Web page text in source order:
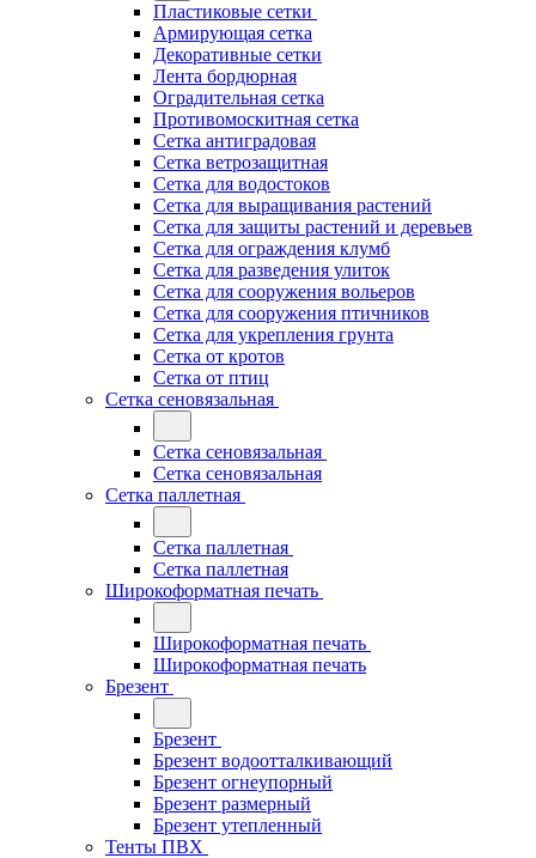
Пластиковые сетки
Армирующая сетка
Декоративные сетки
Лента бордюрная
Оградительная сетка
Противомоскитная сетка
Сетка антиградовая
Сетка ветрозащитная
Сетка для водостоков
Сетка для выращивания растений
Сетка для защиты растений и деревьев
Сетка для ограждения клумб
Сетка для разведения улиток
Сетка для сооружения вольеров
Сетка для сооружения птичников
Сетка для укрепления грунта
Сетка от кротов
Сетка от птиц
Сетка сеновязальная
Сетка сеновязальная
Сетка сеновязальная
Сетка паллетная
Сетка паллетная
Сетка паллетная
Широкоформатная печать
Широкоформатная печать
Широкоформатная печать
Брезент
Брезент
Брезент водоотталкивающий
Брезент огнеупорный
Брезент размерный
Брезент утепленный
Тенты ПВХ